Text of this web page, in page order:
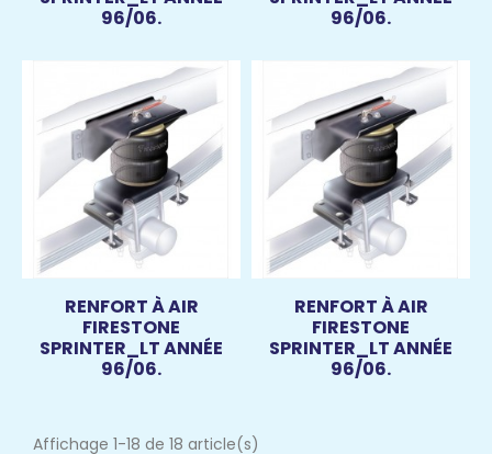
96/06.
96/06.
RENFORT À AIR
FIRESTONE
SPRINTER_LT ANNÉE
96/06.
RENFORT À AIR
FIRESTONE
SPRINTER_LT ANNÉE
96/06.
Affichage 1-18 de 18 article(s)